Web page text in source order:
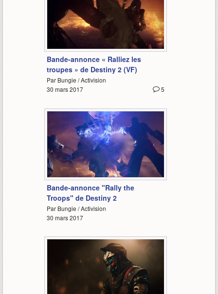
1:41
Bande-annonce « Ralliez les
troupes » de Destiny 2 (VF)
Par Bungie / Activision
5
30 mars 2017
1:56
Bande-annonce "Rally the
Troops" de Destiny 2
Par Bungie / Activision
30 mars 2017